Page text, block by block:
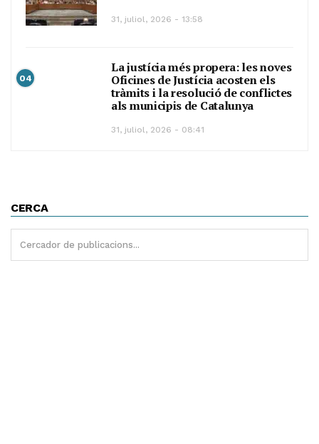
31, juliol, 2026 - 13:58
04
La justícia més propera: les noves
Oficines de Justícia acosten els
tràmits i la resolució de conflictes
als municipis de Catalunya
31, juliol, 2026 - 08:41
CERCA